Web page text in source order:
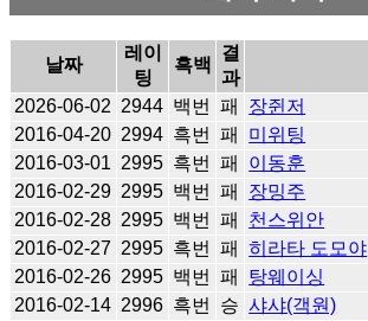
날짜
레이
팅
흑백
결
과
2026-06-02 2944 백번 패 장쥔저
2016-04-20 2994 흑번 패 미위팅
2016-03-01 2995 흑번 패 이동훈
2016-02-29 2995 백번 패 장밍주
2016-02-28 2995 백번 패 천스위안
2016-02-27 2995 흑번 패 히라타 도모야
2016-02-26 2995 백번 패 탕웨이싱
2016-02-14 2996 흑번 승 샤샤(객원)